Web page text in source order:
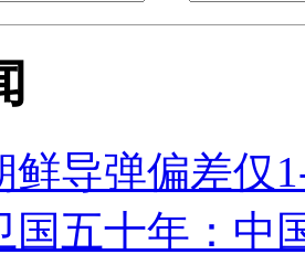
鲜导弹偏差仅
国五十年：中